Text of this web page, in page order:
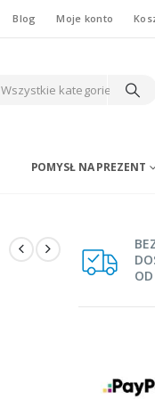
Blog Moje konto
Wszystkie kategorie
POMYSŁ NA PREZENT